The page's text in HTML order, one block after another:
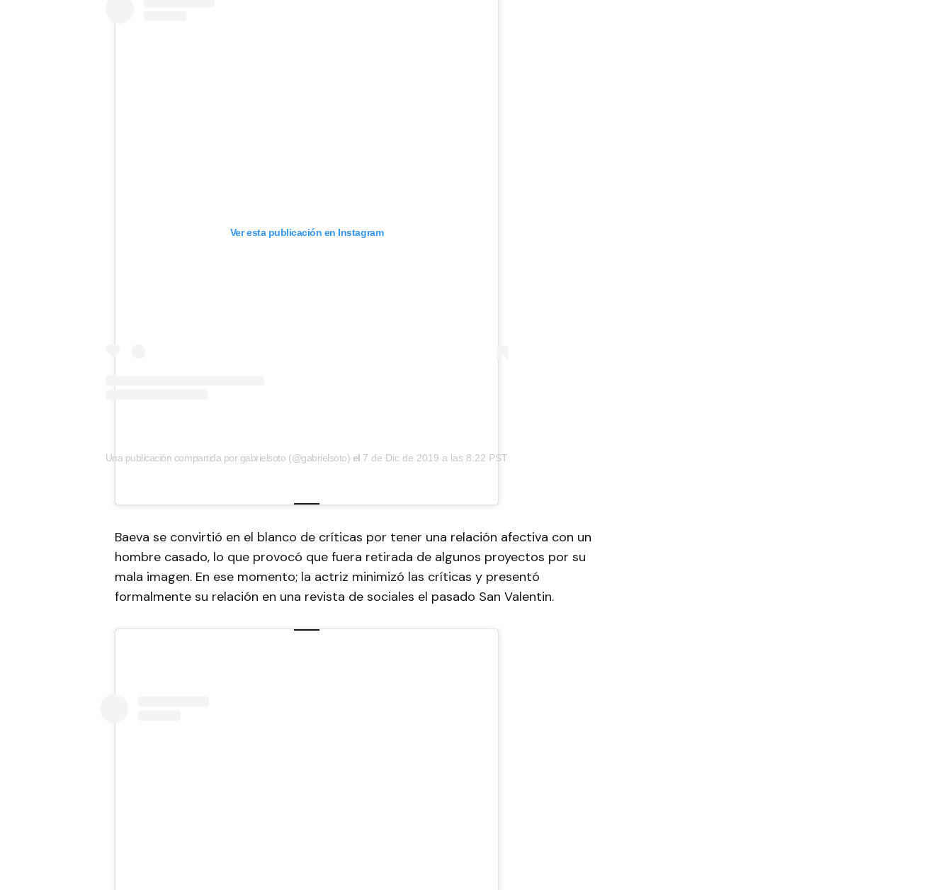
Ver esta publicación en Instagram
Una publicación compartida por gabrielsoto (@gabrielsoto) el 7 de Dic de 2019 a las 8:22 PST
Baeva se convirtió en el blanco de críticas por tener una relación afectiva con un
hombre casado, lo que provocó que fuera retirada de algunos proyectos por su
mala imagen. En ese momento; la actriz minimizó las críticas y presentó
formalmente su relación en una revista de sociales el pasado San Valentin.